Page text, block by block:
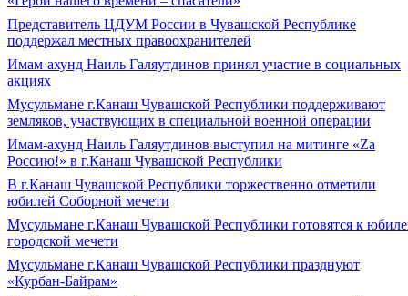
Представитель ЦДУМ России в Чувашской Республике
поддержал местных правоохранителей
Имам-ахунд Наиль Галяутдинов принял участие в социальных
акциях
Мусульмане г.Канаш Чувашской Республики поддерживают
земляков, участвующих в специальной военной операции
Имам-ахунд Наиль Галяутдинов выступил на митинге «Zа
Россию!» в г.Канаш Чувашской Республики
В г.Канаш Чувашской Республики торжественно отметили
юбилей Соборной мечети
Мусульмане г.Канаш Чувашской Республики готовятся к
городской мечети
Мусульмане г.Канаш Чувашской Республики празднуют
«Курбан-Байрам»